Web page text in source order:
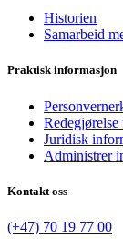
Historien
Samarbeid
Praktisk informasjon
Juridisk
Administrer
Kontakt oss
(+47) 70 19 77 00